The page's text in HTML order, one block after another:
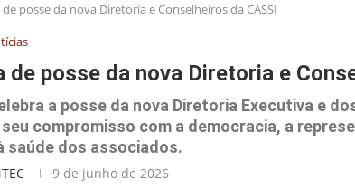
posse da nova Diretoria e Conselheiros da CASSI
de posse da nova Diretoria e
a posse da nova Diretoria Executiva e
compromisso com a democracia, a
saúde dos associados.
9 de junho de 2026